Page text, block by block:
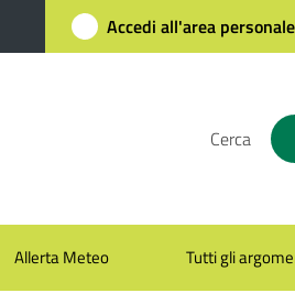
Accedi all'area personale
Cerca
Allerta Meteo Tutti gli